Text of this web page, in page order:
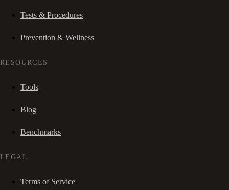
Tests & Procedures
Prevention & Wellness
RESOURCES
Tools
Blog
Benchmarks
LEGAL
Terms of Service